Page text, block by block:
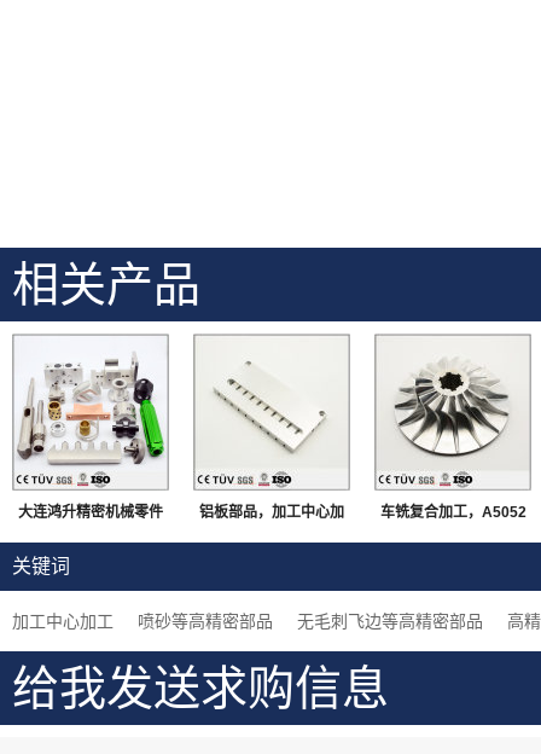
相关产品
大连鸿升精密机械零件 铝板部品，加工中心加 车铣复合加工，A5052
关键词
加工中心加工 喷砂等高精密部品 无毛刺飞边等高精密部品 高
给我发送求购信息